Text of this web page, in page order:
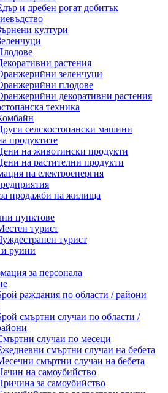
и дребен рогат добитък
култури
растения
зеленчуци
плодове
декоративни растения
техника
селскостопански машини
продуктите
на животински продукти
на растителни продукти
на електроенергия
продажби на жилища
пунктове
турист
турист
руини
за персонала
раждания по области / райони
смъртни случаи по области /
случаи по месеци
смъртни случаи на бебета
смъртни случаи на бебета
на самоубийство
за самоубийство